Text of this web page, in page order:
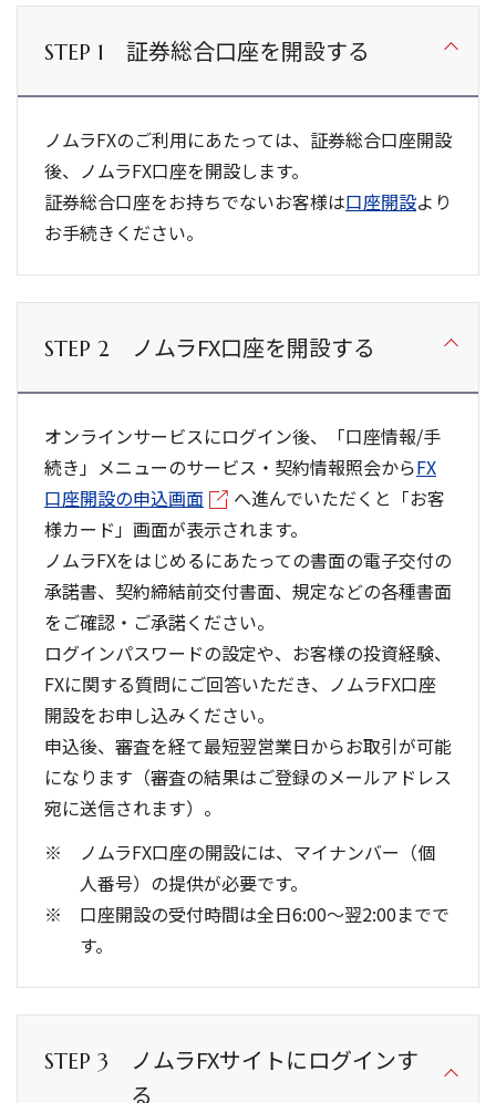
STEP 1 証券総合口座を開設する
ノムラFXのご利用にあたっては、証券総合口座開設
後、ノムラFX口座を開設します。
証券総合口座をお持ちでないお客様は口座開設より
お手続きください。
STEP 2 ノムラFX口座を開設する
オンラインサービスにログイン後、「口座情報/手
続き」メニューのサービス・契約情報照会からFX
口座開設の申込画面
へ進んでいただくと「お客
様カード」画面が表示されます。
ノムラFXをはじめるにあたっての書面の電子交付の
承諾書、契約締結前交付書面、規定などの各種書面
をご確認・ご承諾ください。
ログインパスワードの設定や、お客様の投資経験、
FXに関する質問にご回答いただき、ノムラFX口座
開設をお申し込みください。
申込後、審査を経て最短翌営業日からお取引が可能
になります（審査の結果はご登録のメールアドレス
宛に送信されます）。
ノムラFX口座の開設には、マイナンバー（個
人番号）の提供が必要です。
口座開設の受付時間は全日6:00～翌2:00までで
す。
STEP 3
ノムラFXサイトにログインす
る